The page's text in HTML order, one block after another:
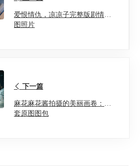
爱恨情仇，凉凉子完整版剧情原
图照片
下一篇
麻花麻花酱拍摄的美丽画卷：全
套原图图包